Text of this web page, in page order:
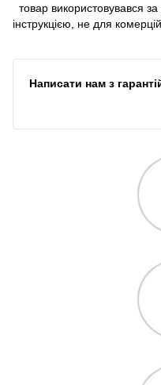
товар використовувався
інструкцією, не для
Написати нам з